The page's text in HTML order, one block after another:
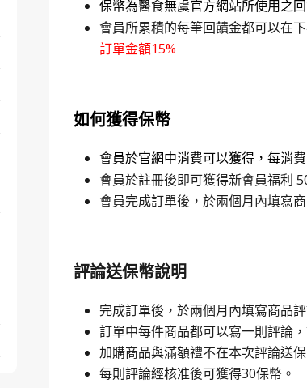
保幣為醫食無虞官方網站所使用之回
會員所累積的每筆回饋金都可以在
訂單金額15%
如何獲得保幣
會員於官網中消費可以獲得，每消
會員於註冊後即可獲得新會員福利
會員完成訂單後，於兩個月內填寫
評論送保幣說明
完成訂單後，於兩個月內填寫商品
訂單中每件商品都可以寫一則評論
加購商品與滿額禮不在本次評論送
每則評論經核准後可獲得30保幣。